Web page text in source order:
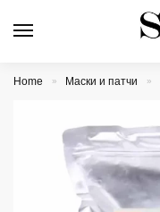
Home » Маски и патчи »